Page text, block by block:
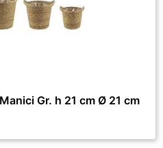
Gr. h 21 cm Ø 21 cm